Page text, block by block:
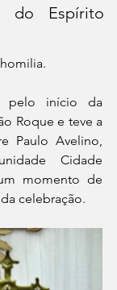
do Espírito
pelo início da
Roque e teve a
Paulo Avelino,
Cidade
momento de
celebração.